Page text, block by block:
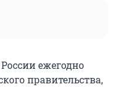
ежегодно
правительства,